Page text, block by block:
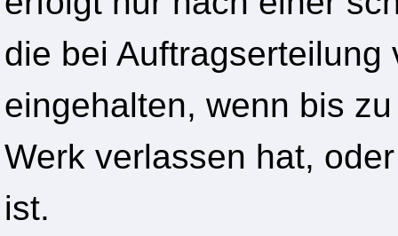
die bei
eingehalten, wenn bis
Werk verlassen hat,
ist.